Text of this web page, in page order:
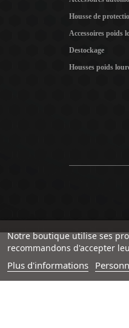
Housse de
Accessoires poids
Destockage
Housses poids
Notre boutique utilise ses
recommandons d'accepter
Plus d'informations